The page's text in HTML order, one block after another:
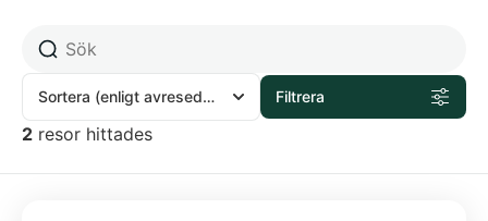
Sortera (enligt avresedatum) Filtrera
2 resor hittades